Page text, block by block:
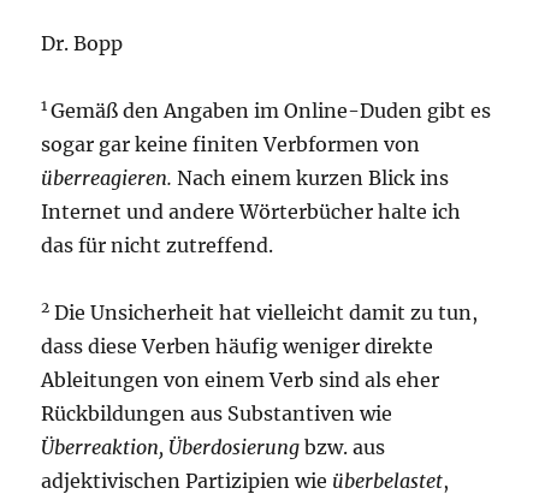
Dr. Bopp
1Gemäß den Angaben im Online-Duden gibt es
sogar gar keine finiten Verbformen von
überreagieren.Nach einem kurzen Blick ins
Internet und andere Wörterbücher halte ich
das für nicht zutreffend.
2 Die Unsicherheit hat vielleicht damit zu tun,
dass diese Verben häufig weniger direkte
Ableitungen von einem Verb sind als eher
Rückbildungen aus Substantiven wie
Überreaktion, Überdosierungbzw. aus
adjektivischen Partizipien wie überbelastet,